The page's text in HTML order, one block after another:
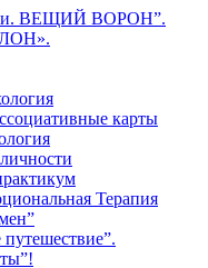
ВЕЩИЙ ВОРОН”.
карты
Терапия